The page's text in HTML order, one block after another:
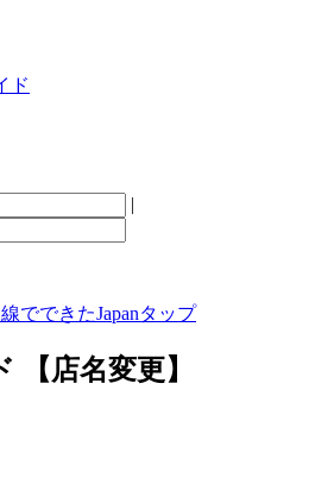
ド
|
でできたJapanタップ
【店名変更】